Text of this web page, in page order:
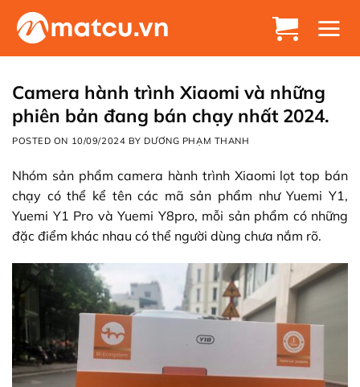
Chuyển
đến
Camera hành trình Xiaomi và những
phiên bản đang bán chạy nhất 2024.
POSTED ON 10/09/2024 BY DƯƠNG PHẠM THANH
Nhóm sản phẩm camera hành trình Xiaomi lọt top bán
chạy có thể kể tên các mã sản phẩm như Yuemi Y1,
Yuemi Y1 Pro và Yuemi Y8pro, mỗi sản phẩm có những
đặc điểm khác nhau có thể người dùng chưa nắm rõ.